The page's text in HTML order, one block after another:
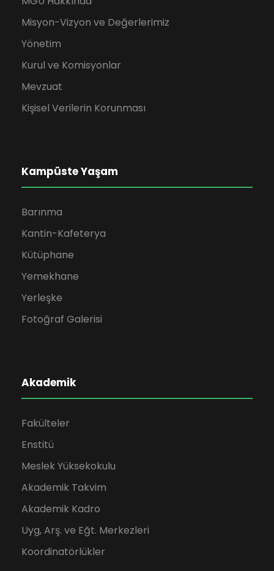
Misyon-Vizyon ve Değerlerimiz
Yönetim
Kurul ve Komisyonlar
Mevzuat
Kişisel Verilerin Korunması
Kampüste Yaşam
Barınma
Kantin-Kafeterya
Kütüphane
Yemekhane
Yerleşke
Fotoğraf Galerisi
Akademik
Fakülteler
Enstitü
Meslek Yüksekokulu
Akademik Takvim
Akademik Kadro
Uyg, Arş. ve Eğt. Merkezleri
Koordinatörlükler